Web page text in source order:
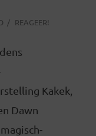
REAGEER!
Kakek,
Dawn